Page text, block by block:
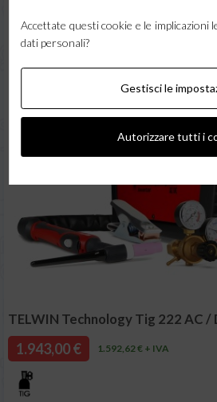
TELWIN Technology Tig 222 AC
1.943,00 € 1.592,62 € + IVA
Accettate questi cookie e le implicazioni
dati personali?
Gestisci le
Autorizzare tutti i